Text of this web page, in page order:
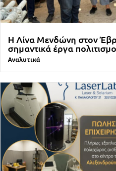
Η Λίνα Μενδώνη στον
σημαντικά έργα
Αναλυτικά